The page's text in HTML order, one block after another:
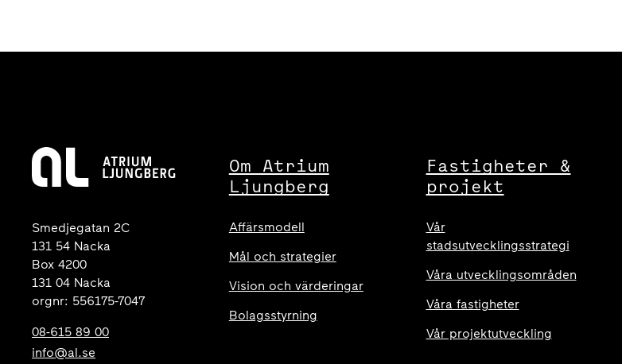
Smedjegatan 2C
131 54 Nacka
Box 4200
131 04 Nacka
orgnr: 556175-7047
08-615 89 00
info@al.se
Om Atrium
Ljungberg
Affärsmodell
Mål och strategier
Vision och värderingar
Bolagsstyrning
Fastigheter &
projekt
Vår
stadsutvecklingsstrategi
Våra utvecklingsområden
Våra fastigheter
Vår projektutveckling